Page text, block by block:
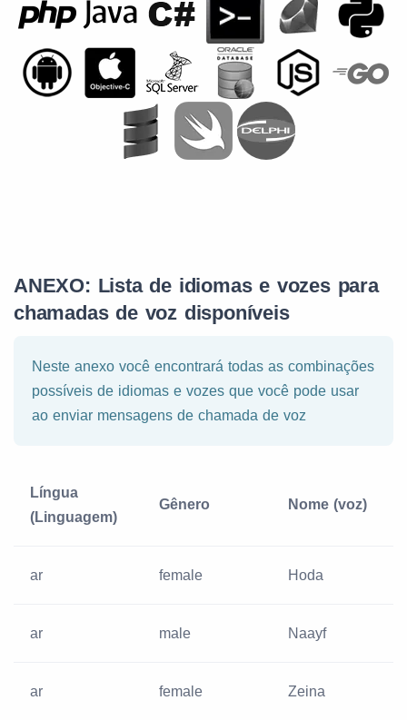
ANEXO: Lista de idiomas e vozes para
chamadas de voz disponíveis
Neste anexo você encontrará todas as combinações
possíveis de idiomas e vozes que você pode usar
ao enviar mensagens de chamada de voz
Língua
(Linguagem)
Gênero Nome (voz)
ar female Hoda
ar male Naayf
ar female Zeina